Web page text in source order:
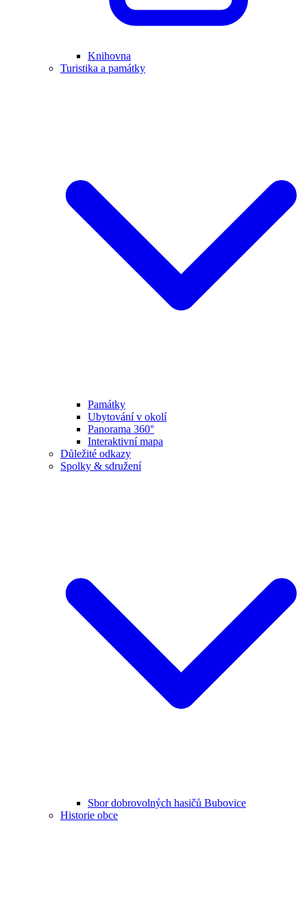
Knihovna
Turistika a památky
Památky
Ubytování v okolí
Panorama 360°
Interaktivní mapa
Důležité odkazy
Spolky & sdružení
Sbor dobrovolných hasičů Bubovice
Historie obce